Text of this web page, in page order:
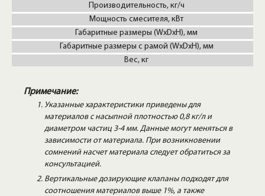
Производительность, кг/ч
Мощность смесителя, кВт
Габаритные размеры (WxDxH), мм
Габаритные размеры с рамой (WxDxH), мм
Вес, кг
Примечание:
Указанные характеристики приведены для
материалов с насыпной плотностью 0,8 кг/л и
диаметром частиц 3-4 мм. Данные могут меняться в
зависимости от материала. При возникновении
сомнений насчет материала следует обратиться за
консультацией.
Вертикальные дозирующие клапаны подходят для
соотношения материалов выше 1%, а также